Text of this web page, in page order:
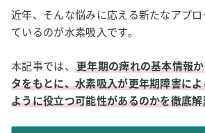
近年、そんな悩みに応える新たなアプ
ているのが水素吸入です。
本記事では、
更年期の痺れの基本情報
タをもとに、水素吸入が更年期障害に
ように役立つ可能性があるのかを徹底解